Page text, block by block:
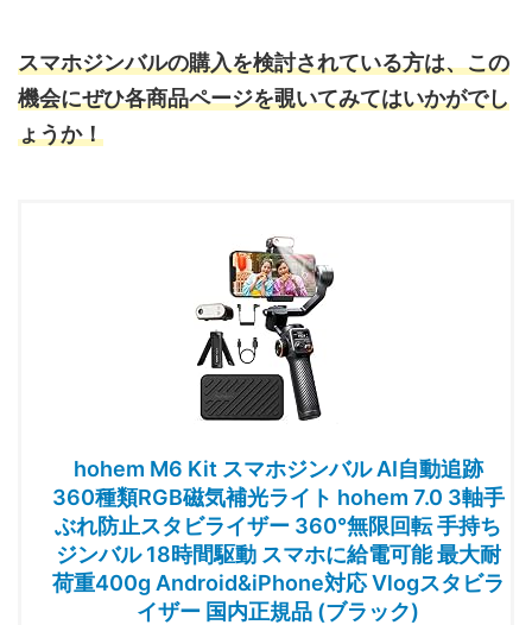
スマホジンバルの購入を検討されている方は、この
機会にぜひ各商品ページを覗いてみてはいかがでし
ょうか！
hohem M6 Kit スマホジンバル AI自動追跡
360種類RGB磁気補光ライト hohem 7.0 3軸手
ぶれ防止スタビライザー 360°無限回転 手持ち
ジンバル 18時間駆動 スマホに給電可能 最大耐
荷重400g Android&iPhone対応 Vlogスタビラ
イザー 国内正規品 (ブラック)